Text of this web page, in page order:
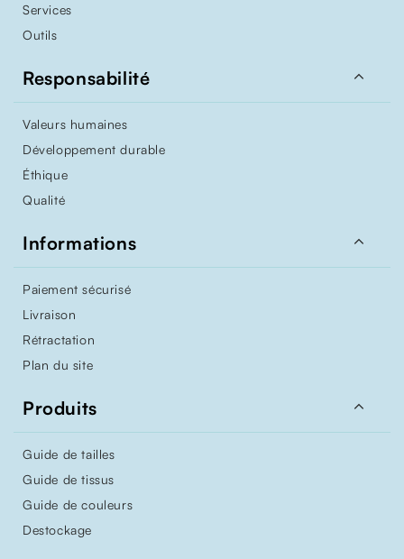
Services
Outils
Responsabilité 
Valeurs humaines
Développement durable
Éthique
Qualité
Informations 
Paiement sécurisé
Livraison
Rétractation
Plan du site
Produits 
Guide de tailles
Guide de tissus
Guide de couleurs
Destockage